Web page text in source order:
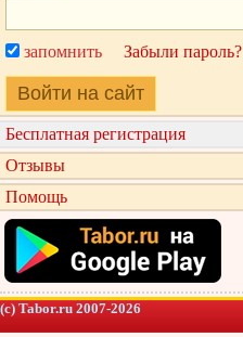
запомнить Забыли пароль?
Войти на сайт
Бесплатная регистрация
Отзывы
Помощь
(c) Tabor.ru 2007-2026